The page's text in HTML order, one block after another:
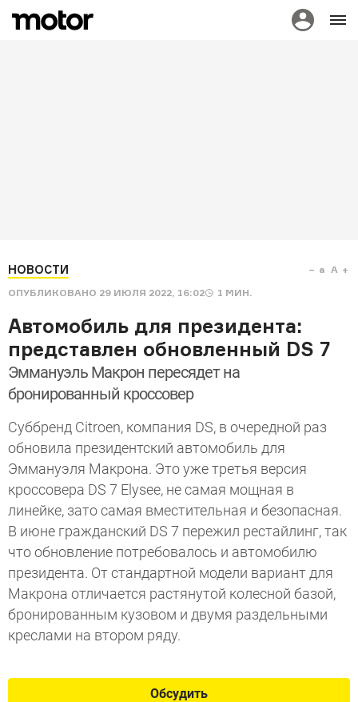
НОВОСТИ
ОПУБЛИКОВАНО 29 ИЮЛЯ 2022, 16:02 1 МИН.
a A
Автомобиль для президента:
представлен обновленный DS 7
Эммануэль Макрон пересядет на
бронированный кроссовер
Суббренд Citroen, компания DS, в очередной раз
обновила президентский автомобиль для
Эммануэля Макрона. Это уже третья версия
кроссовера DS 7 Elysee, не самая мощная в
линейке, зато самая вместительная и безопасная.
В июне гражданский DS 7 пережил рестайлинг, так
что обновление потребовалось и автомобилю
президента. От стандартной модели вариант для
Макрона отличается растянутой колесной базой,
бронированным кузовом и двумя раздельными
креслами на втором ряду.
Обсудить